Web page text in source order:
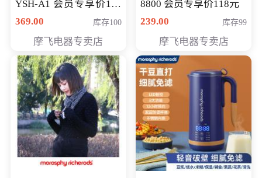
YSH-A1 会员专享价198
元
369.00 库存100
摩飞电器专卖店
8800 会员专享价118元
239.00
库存99
摩飞电器专卖店